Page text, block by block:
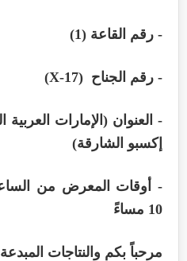
- رقم القاعة (1)
- رقم الجناح (X-17)
- العنوان (الإمارات
إكسبو الشارقة)
10 مساءً
مرحباً بكم والنتاجات